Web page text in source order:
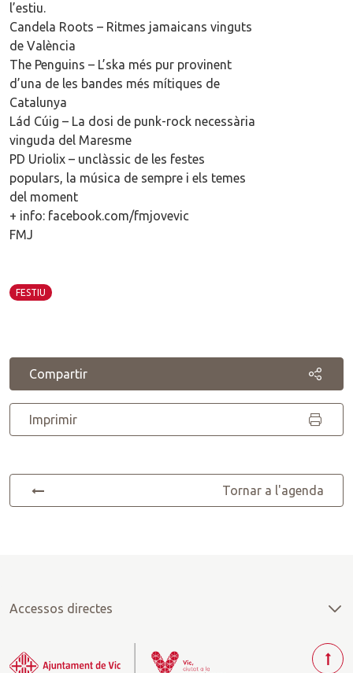
l’estiu.
Candela Roots – Ritmes jamaicans vinguts
de València
The Penguins – L’ska més pur provinent
d’una de les bandes més mítiques de
Catalunya
Lád Cúig – La dosi de punk-rock necessària
vinguda del Maresme
PD Uriolix – unclàssic de les festes
populars, la música de sempre i els temes
del moment
+ info: facebook.com/fmjovevic
FMJ
FESTIU
Compartir
Imprimir
Tornar a l'agenda
Accessos directes
T